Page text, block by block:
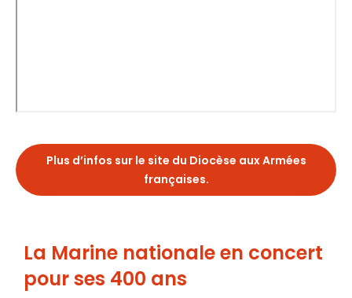
Plus d’infos sur le site du Diocèse aux Armées
françaises.
La Marine nationale en concert
pour ses 400 ans